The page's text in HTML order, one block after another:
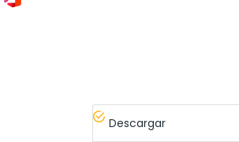
Descargar